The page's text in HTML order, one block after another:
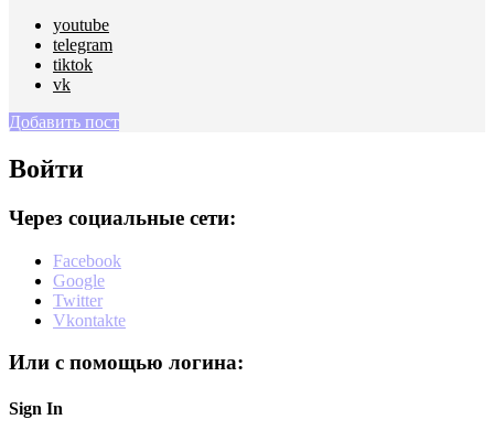
youtube
telegram
tiktok
vk
Добавить пост
Войти
Через социальные сети:
Facebook
Google
Twitter
Vkontakte
Или с помощью логина:
Sign In